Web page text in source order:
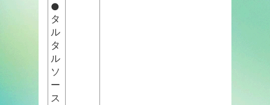
●
タ
ル
タ
ル
ソ
ー
ス